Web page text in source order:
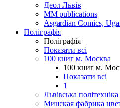
Деол Львів
MM publications
Asgardian Comics,
Поліграфія
Поліграфія
Показати всі
100 книг м. Москва
100 книг м.
Показати всі
1
Львівська
Минская фабрика